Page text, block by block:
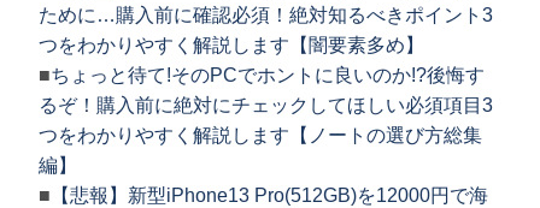
ために…購入前に確認必須！絶対知るべきポイント3
つをわかりやすく解説します【闇要素多め】
■ちょっと待て!そのPCでホントに良いのか!?後悔す
るぞ！購入前に絶対にチェックしてほしい必須項目3
つをわかりやすく解説します【ノートの選び方総集
編】
■ 【悲報】新型iPhone13 Pro(512GB)を12000円で海